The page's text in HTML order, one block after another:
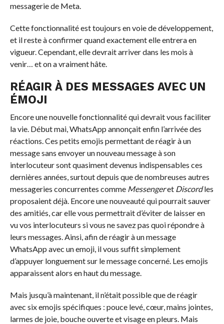
messagerie de Meta.
Cette fonctionnalité est toujours en voie de développement,
et il reste à confirmer quand exactement elle entrera en
vigueur. Cependant, elle devrait arriver dans les mois à
venir… et on a vraiment hâte.
RÉAGIR À DES MESSAGES AVEC UN
ÉMOJI
Encore une nouvelle fonctionnalité qui devrait vous faciliter
la vie. Début mai, WhatsApp annonçait enfin l’arrivée des
réactions. Ces petits emojis permettant de réagir à un
message sans envoyer un nouveau message à son
interlocuteur sont quasiment devenus indispensables ces
dernières années, surtout depuis que de nombreuses autres
messageries concurrentes comme Messengeret Discordles
proposaient déjà. Encore une nouveauté qui pourrait sauver
des amitiés, car elle vous permettrait d’éviter de laisser en
vu vos interlocuteurs si vous ne savez pas quoi répondre à
leurs messages. Ainsi, afin de réagir à un message
WhatsApp avec un emoji, il vous suffit simplement
d’appuyer longuement sur le message concerné. Les emojis
apparaissent alors en haut du message.
Mais jusqu’à maintenant, il n’était possible que de réagir
avec six emojis spécifiques : pouce levé, cœur, mains jointes,
larmes de joie, bouche ouverte et visage en pleurs. Mais